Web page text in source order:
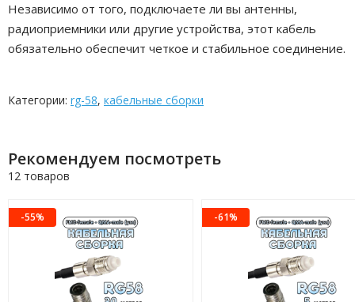
Независимо от того, подключаете ли вы антенны,
радиоприемники или другие устройства, этот кабель
обязательно обеспечит четкое и стабильное соединение.
Категории: rg-58, кабельные сборки
Рекомендуем посмотреть
12 товаров
-55% -61%